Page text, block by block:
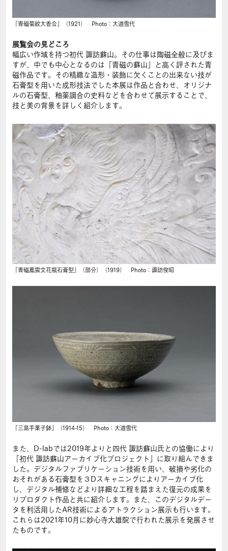
「青磁菊紋大香合」（1921） Photo：大道雪代
展覧会の見どころ
幅広い作域を持つ初代 諏訪蘇山。その仕事は陶磁全般に及びま
すが、中でも中心となるのは「青磁の蘇山」と高く評された青
磁作品です。その精緻な造形・装飾に欠くことの出来ない技が
石膏型を用いた成形技法でした本展は作品と合わせ、オリジナ
ルの石膏型、釉薬調合の史料などを合わせて展示することで、
技と美の背景を詳しく紹介します。
「青磁鳳雲文花瓶石膏型」（部分）（1919） Photo：諏訪俊昭
「三島手菓子鉢」（1914-15） Photo：大道雪代
また、D-labでは2019年よりと四代 諏訪蘇山氏との協働により
「初代 諏訪蘇山アーカイブ化プロジェクト」に取り組んできま
した。デジタルファブリケーション技術を用い、破損や劣化の
おそれがある石膏型を３Dスキャニングによりアーカイブ化
し、デジタル補修などより詳細な工程を踏まえた復元の成果を
リプロダクト作品と共に紹介します。また、このデジタルデー
タを利活用したAR技術によるアトラクション展示も行います。
これらは2021年10月に妙心寺大雄院で行われた展示を発展させ
たものです。